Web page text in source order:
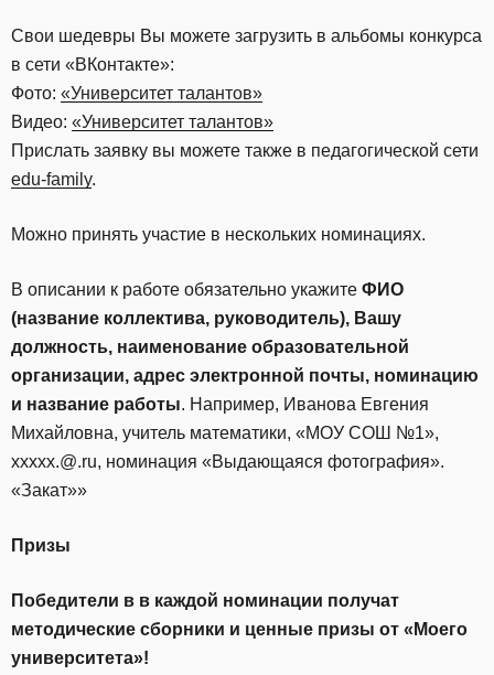
Свои шедевры Вы можете загрузить в альбомы конкурса
в сети «ВКонтакте»:
Фото: «Университет талантов»
Видео: «Университет талантов»
Прислать заявку вы можете также в педагогической сети
edu-family.
Можно принять участие в нескольких номинациях.
В описании к работе обязательно укажите ФИО
(название коллектива, руководитель), Вашу
должность, наименование образовательной
организации, адрес электронной почты, номинацию
и название работы. Например, Иванова Евгения
Михайловна, учитель математики, «МОУ СОШ №1»,
ххххх.@.ru, номинация «Выдающаяся фотография».
«Закат»»
Призы
Победители в в каждой номинации получат
методические сборники и ценные призы от «Моего
университета»!